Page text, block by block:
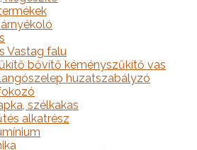
Vastag falu
bővítő kéményszűkítő vas
huzatszabályzó
szélkakas
alkatrész